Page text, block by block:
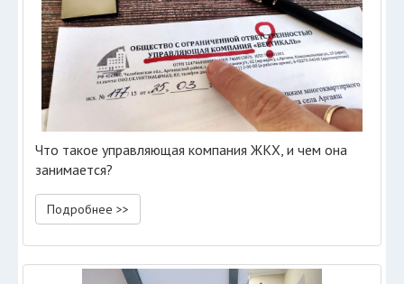
Что такое управляющая компания ЖКХ, и чем она
занимается?
Подробнее >>